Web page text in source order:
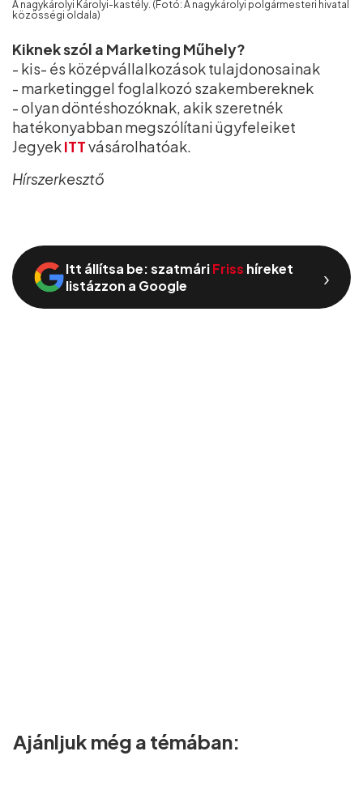
A nagykárolyi Károlyi-kastély. (Fotó: A nagykárolyi polgármesteri hivatal
közösségi oldala)
Kiknek szól a Marketing Műhely?
- kis- és középvállalkozások tulajdonosainak
- marketinggel foglalkozó szakembereknek
- olyan döntéshozóknak, akik szeretnék
hatékonyabban megszólítani ügyfeleiket
JegyekITTvásárolhatóak.
Hírszerkesztő
Itt állítsa be: szatmáriFriss híreket
listázzon a Google
›
Ajánljuk még a témában: